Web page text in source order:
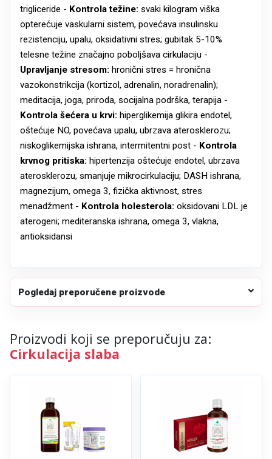
trigliceride - Kontrola težine: svaki kilogram viška
opterećuje vaskularni sistem, povećava insulinsku
rezistenciju, upalu, oksidativni stres; gubitak 5-10%
telesne težine značajno poboljšava cirkulaciju -
Upravljanje stresom: hronični stres = hronična
vazokonstrikcija (kortizol, adrenalin, noradrenalin);
meditacija, joga, priroda, socijalna podrška, terapija -
Kontrola šećera u krvi: hiperglikemija glikira endotel,
oštećuje NO, povećava upalu, ubrzava aterosklerozu;
niskoglikemijska ishrana, intermitentni post - Kontrola
krvnog pritiska: hipertenzija oštećuje endotel, ubrzava
aterosklerozu, smanjuje mikrocirkulaciju; DASH ishrana,
magnezijum, omega 3, fizička aktivnost, stres
menadžment - Kontrola holesterola: oksidovani LDL je
aterogeni; mediteranska ishrana, omega 3, vlakna,
antioksidansi
Pogledaj preporučene proizvode
Proizvodi koji se preporučuju za:
Cirkulacija slaba